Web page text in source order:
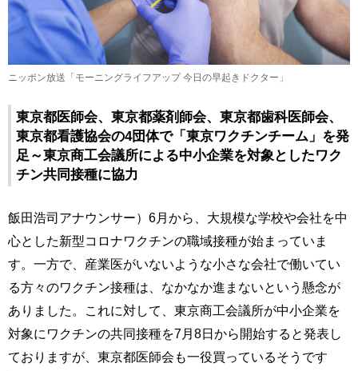
ニッポン放送「モーニングライフアップ 今日の早起きドクター」
東京都医師会、東京都薬剤師会、東京都歯科医師会、
東京都看護協会の4団体で「東京ワクチンチーム」を発
足～東京商工会議所による中小企業を対象としたワク
チン共同接種に協力
飯田浩司アナウンサー）6月から、大規模な学校や会社を中
心とした新型コロナワクチンの職域接種が始まっていま
す。一方で、産業医がいないような小さな会社で働いてい
る方々のワクチン接種は、なかなか進まないという懸念が
ありました。これに対して、東京商工会議所が中小企業を
対象にワクチンの共同接種を7月8日から開始すると発表し
ておりますが、東京都医師会も一役買っているそうです